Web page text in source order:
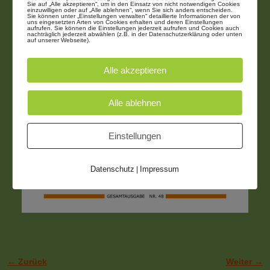
Bilder-Navigation
← Zurück Weiter →
Sie auf „Alle akzeptieren“, um in den Einsatz von nicht notwendigen Cookies
einzuwilligen oder auf „Alle ablehnen“, wenn Sie sich anders entscheiden.
Sie können unter „Einstellungen verwalten“ detaillierte Informationen der von
uns eingesetzten Arten von Cookies erhalten und deren Einstellungen
aufrufen. Sie können die Einstellungen jederzeit aufrufen und Cookies auch
nachträglich jederzeit abwählen (z.B. in der Datenschutzerklärung oder unten
auf unserer Webseite).
Alle akzeptieren
Alle ablehnen
Einstellungen
Datenschutz | Impressum